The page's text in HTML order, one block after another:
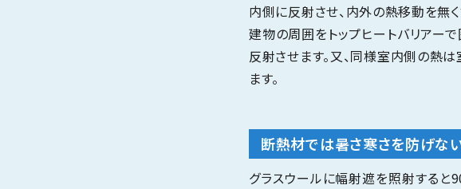
内側に反射させ、内外の熱移動を無く
建物の周囲をトップヒートバリアー
反射させます。又、同様室内側の熱
ます。
断熱材では暑さ寒さを防げな
グラスウールに幅射遮を照射すると